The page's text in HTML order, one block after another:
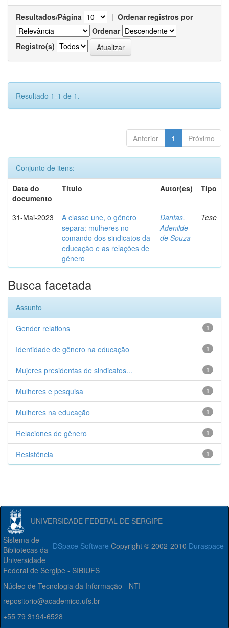
Resultados/Página | Ordenar registros por
Ordenar
Registro(s)
Resultado 1-1 de 1.
Anterior 1 Próximo
Conjunto de itens:
Data do
documento
Título Autor(es) Tipo
31-Mai-2023
A classe une, o gênero
separa: mulheres no
comando dos sindicatos da
educação e as relações de
gênero
Dantas,
Adenilde
de Souza
Tese
Busca facetada
Assunto
1
Gender relations
1
Identidade de gênero na educação
1
Mujeres presidentas de sindicatos...
1
Mulheres e pesquisa
1
Mulheres na educação
1
Relaciones de gênero
1
Resistência
UNIVERSIDADE FEDERAL DE SERGIPE
DSpace Software Copyright © 2002-2010 Duraspace
Sistema de
Bibliotecas da
Universidade
Federal de Sergipe - SIBIUFS
Núcleo de Tecnologia da Informação - NTI
repositorio@academico.ufs.br
+55 79 3194-6528